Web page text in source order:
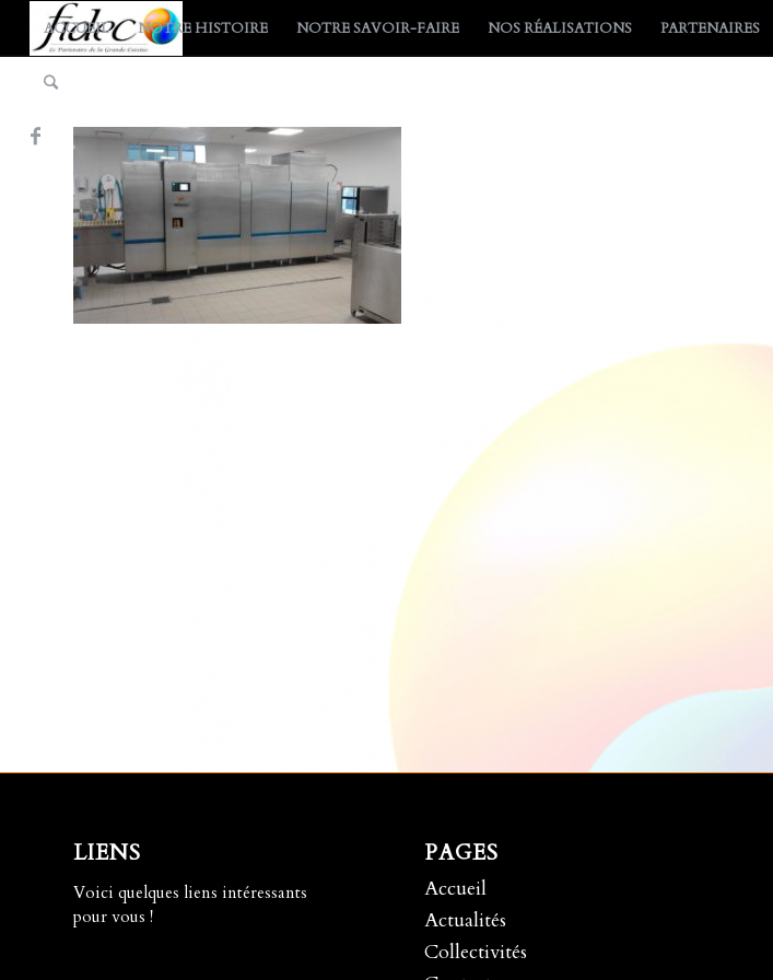
ACCUEIL NOTRE HISTOIRE NOTRE SAVOIR-FAIRE NOS RÉALISATIONS PARTENAIRES
LIENS
Voici quelques liens intéressants
pour vous !
PAGES
Accueil
Actualités
Collectivités